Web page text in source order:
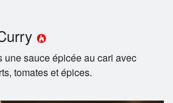
une sauce épicée au cari avec
tomates et épices.